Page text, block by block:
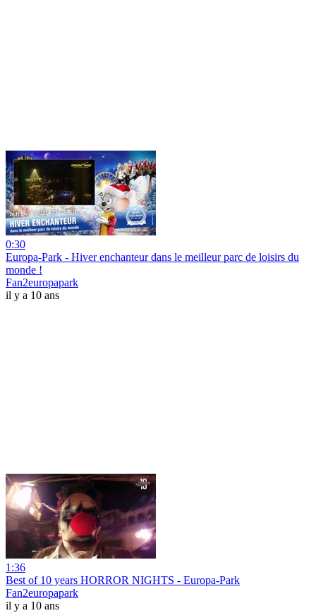
0:30
Europa-Park - Hiver enchanteur dans le meilleur parc de loisirs du
monde !
Fan2europapark
il y a 10 ans
1:36
Best of 10 years HORROR NIGHTS - Europa-Park
Fan2europapark
il y a 10 ans